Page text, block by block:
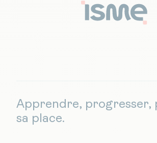
Apprendre, progresser,
sa place.